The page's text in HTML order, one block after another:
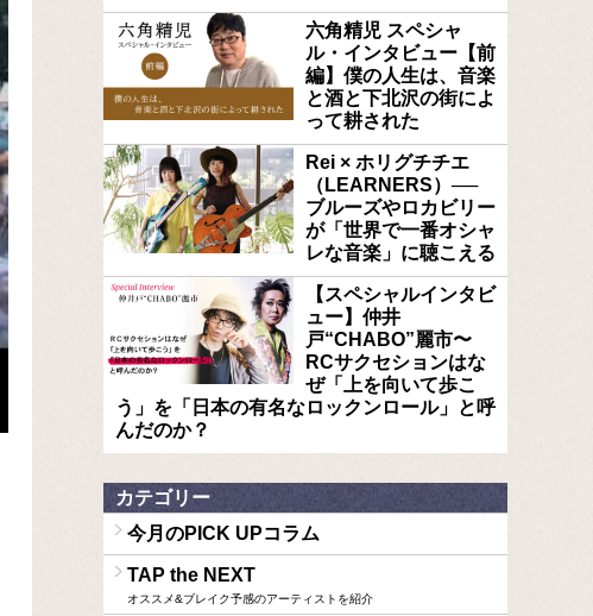
六角精児 スペシャ
ル・インタビュー【前
編】僕の人生は、音楽
と酒と下北沢の街によ
って耕された
Rei × ホリグチチエ
（LEARNERS）──
ブルーズやロカビリー
が「世界で一番オシャ
レな音楽」に聴こえる
【スペシャルインタビ
ュー】仲井
戸“CHABO”麗市〜
RCサクセションはな
ぜ「上を向いて歩こ
う」を「日本の有名なロックンロール」と呼
んだのか？
カテゴリー
今月のPICK UPコラム
TAP the NEXT
オススメ&ブレイク予感のアーティストを紹介